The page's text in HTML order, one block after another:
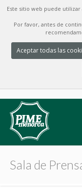
Este sitio web puede
Por favor, antes de
Aceptar todas las
Sala de